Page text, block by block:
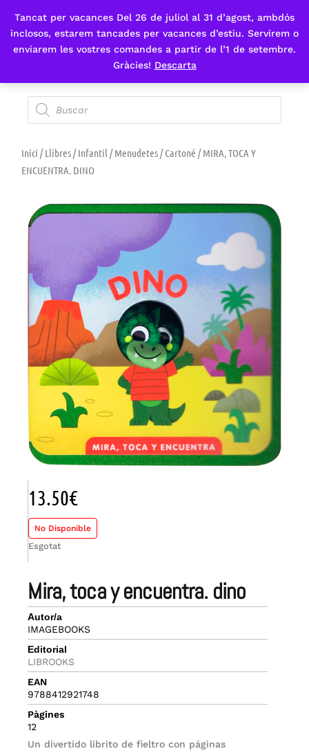
Tancat per vacances Del 26 de juliol al 31 d’agost, ambdós
inclosos, estarem tancades per vacances d’estiu. Servirem o
enviarem les vostres comandes a partir de l’1 de setembre.
Gràcies! Descarta
Fes-te'n sòcia
Inici /Llibres/Infantil /Menudetes / Cartoné / MIRA, TOCA Y
ENCUENTRA. DINO
mira, toca y encuentra. dino
Autor/a
IMAGEBOOKS
Editorial
LIBROOKS
EAN
9788412921748
Pàgines
12
Un divertido librito de fieltro con páginas
13.50€
No Disponible
Esgotat